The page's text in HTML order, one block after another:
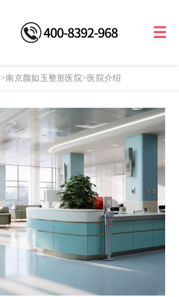
>南京颜如玉整形医院>医院介绍